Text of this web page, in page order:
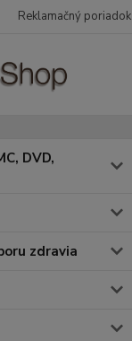
Reklamačný poriadok
DVD,
zdravia